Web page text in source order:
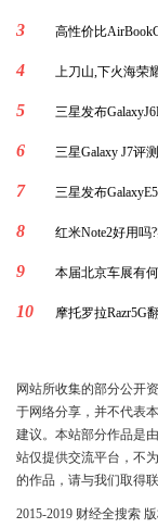
3 高性价比
4 上刀山,下火海荣
5 三星发布
6 三星Galaxy J7评
7 三星发布
8 红米Note2好用吗
9 本届北京车展有
10 摩托罗拉Razr5G
网站所收集的部分公开
于网络分享，并不代表
建议。本站部分作品是
站仅提供交流平台，不
的作品，请与我们取得
2015-2019 财经全搜索